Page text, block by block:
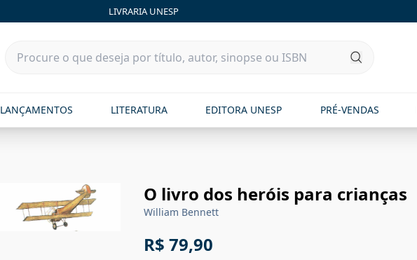
LIVRARIA UNESP
LANÇAMENTOS LITERATURA EDITORA UNESP PRÉ-VENDAS
O livro dos heróis para crianças
William Bennett
R$ 79,90